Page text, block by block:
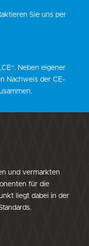
Sie uns per
Neben eigener
Nachweis der CE-
und vermarkten
für die
liegt dabei in der